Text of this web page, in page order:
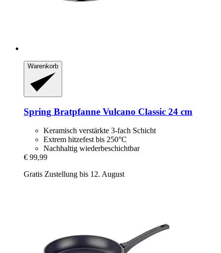
Warenkorb
Spring Bratpfanne Vulcano Classic 24 cm
Keramisch verstärkte 3-fach Schicht
Extrem hitzefest bis 250°C
Nachhaltig wiederbeschichtbar
€ 99,99
Gratis Zustellung bis 12. August